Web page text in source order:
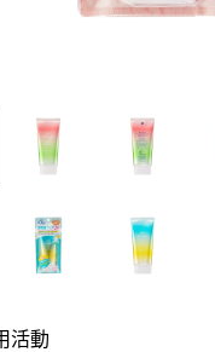
活動